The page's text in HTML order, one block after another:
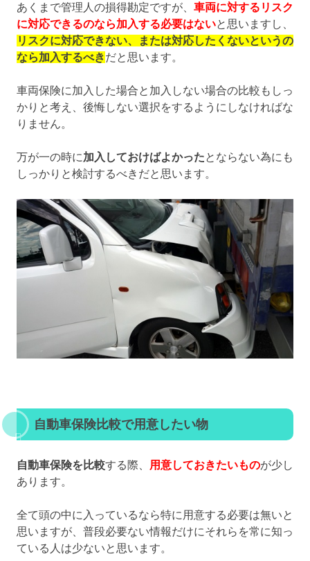
あくまで管理人の損得勘定ですが、 車両に対するリスク
に対応できるのなら加入する必要はないと思いますし、
リスクに対応できない、または対応したくないというの
なら加入するべきだと思います。
車両保険に加入した場合と加入しない場合の比較もしっ
かりと考え、後悔しない選択をするようにしなければな
りません。
万が一の時に加入しておけばよかったとならない為にも
しっかりと検討するべきだと思います。
自動車保険比較で用意したい物
自動車保険を比較する際、 用意しておきたいものが少し
あります。
全て頭の中に入っているなら特に用意する必要は無いと
思いますが、普段必要ない情報だけにそれらを常に知っ
ている人は少ないと思います。